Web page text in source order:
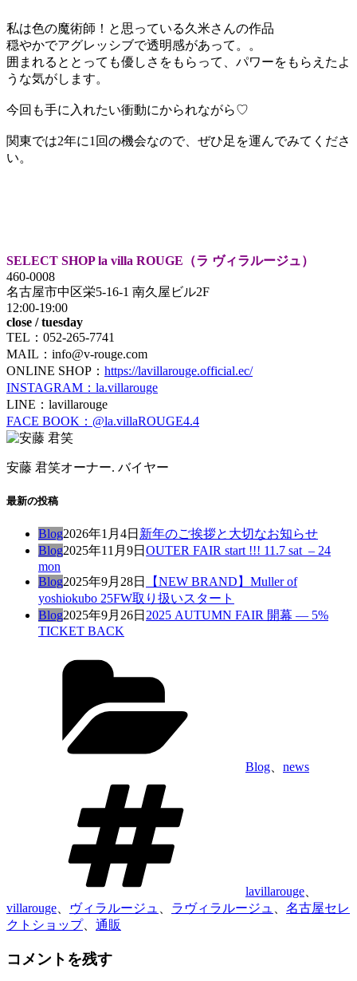
私は色の魔術師！と思っている久米さんの作品
穏やかでアグレッシブで透明感があって。。
囲まれるととっても優しさをもらって、パワーをもらえたよ
うな気がします。
今回も手に入れたい衝動にかられながら♡
関東では2年に1回の機会なので、ぜひ足を運んでみてくださ
い。
SELECT SHOP la villa ROUGE（ラ ヴィラルージュ）
460-0008
名古屋市中区栄5-16-1 南久屋ビル2F
12:00-19:00
close / tuesday
TEL：052-265-7741
MAIL：info@v-rouge.com
ONLINE SHOP： https://lavillarouge.official.ec/
INSTAGRAM：la.villarouge
LINE：lavillarouge
FACE BOOK：@la.villaROUGE4.4
安藤 君笑オーナー. バイヤー
最新の投稿
Blog2026年1月4日 新年のご挨拶と大切なお知らせ
Blog2025年11月9日 OUTER FAIR start !!! 11.7 sat – 24
mon
Blog2025年9月28日
【NEW BRAND】Muller of
yoshiokubo 25FW取り扱いスタート
Blog2025年9月26日 2025 AUTUMN FAIR 開幕 — 5%
TICKET BACK
Blog
news
lavillarouge
villarouge
ヴィラルージュ ラヴィラルージュ
名古屋セレ
クトショップ、 通販
コメントを残す